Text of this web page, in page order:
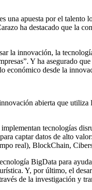
una apuesta por el
ha destacado que la
la innovación, la
Y ha asegurado
económico desde la
abierta que
tecnologías
captar datos de alto
real), BlockChain,
BigData para
Y, por último, el
de la investigación y